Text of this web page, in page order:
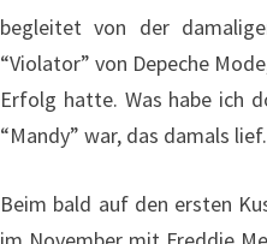
begleitet von der
“Violator” von Depeche
Erfolg hatte. Was habe ich
“Mandy” war, das damals lief.
Beim bald auf den ersten